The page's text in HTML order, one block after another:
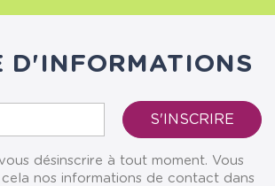
D'INFORMATIONS
désinscrire à tout moment. Vous
nos informations de contact dans